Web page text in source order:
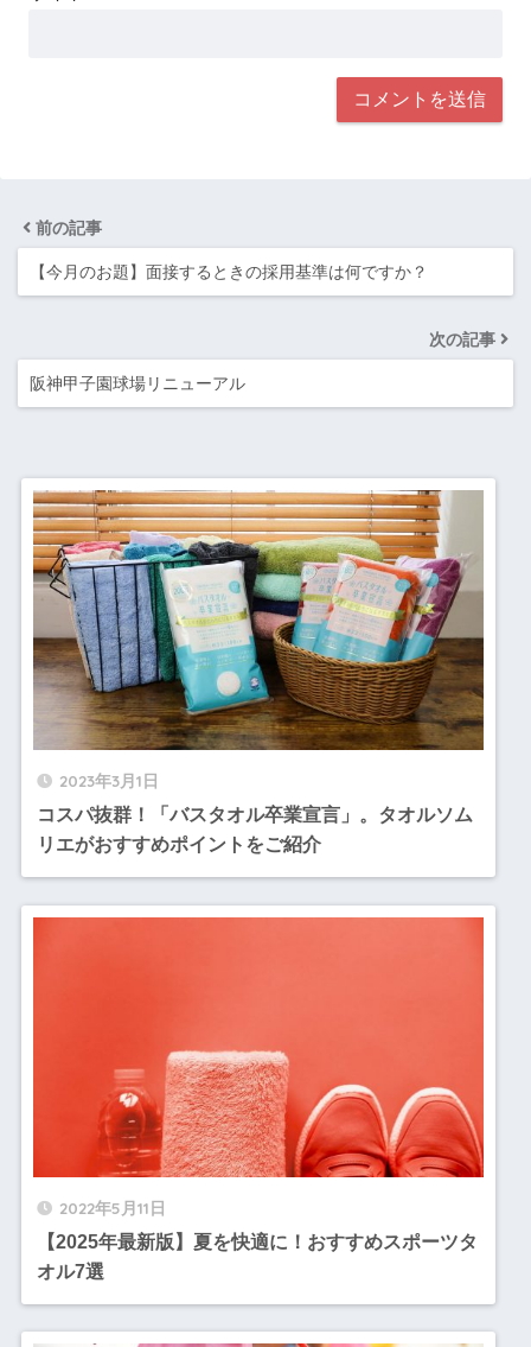
前の記事
【今月のお題】面接するときの採用基準は何ですか？
次の記事
阪神甲子園球場リニューアル
2023年3月1日
コスパ抜群！「バスタオル卒業宣言」。タオルソム
リエがおすすめポイントをご紹介
2022年5月11日
【2025年最新版】夏を快適に！おすすめスポーツタ
オル7選